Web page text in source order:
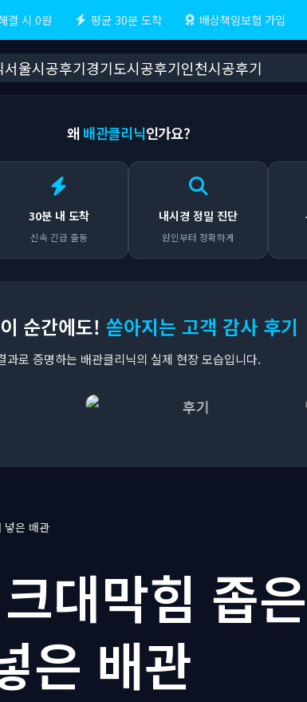
결 시 0원 평균 30분 도착 배상책임보험 가입
서울시공후기경기도시공후기인천시공후기
왜 배관클리닉인가요?
30분 내 도착
신속 긴급 출동
내시경 정밀 진단
원인부터 정확하게
순간에도! 쏟아지는 고객 감사 후기
과로 증명하는 배관클리닉의 실제 현장 모습입니다.
넣은 배관
대막힘 좁
은 배관